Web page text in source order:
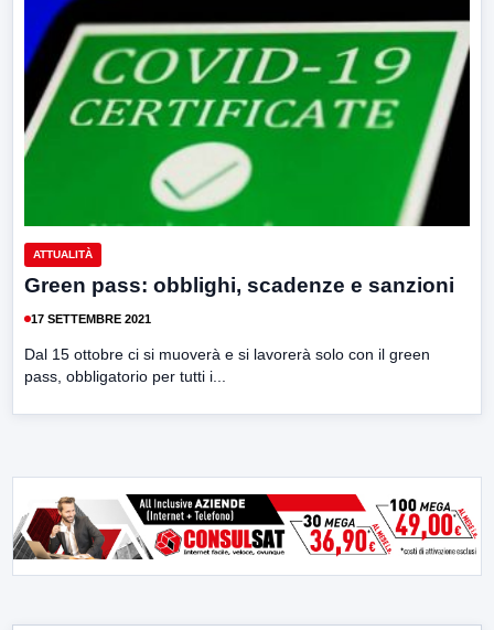
ATTUALITÀ
Green pass: obblighi, scadenze e sanzioni
17 SETTEMBRE 2021
Dal 15 ottobre ci si muoverà e si lavorerà solo con il green
pass, obbligatorio per tutti i...